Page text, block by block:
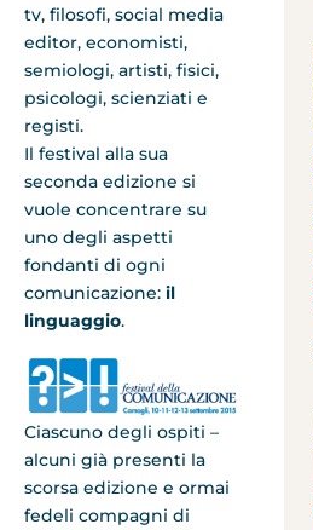
tv, filosofi, social media
editor, economisti,
semiologi, artisti, fisici,
psicologi, scienziati e
registi.
Il festival alla sua
seconda edizione si
vuole concentrare su
uno degli aspetti
fondanti di ogni
comunicazione: il
linguaggio.
Ciascuno degli ospiti –
alcuni già presenti la
scorsa edizione e ormai
fedeli compagni di